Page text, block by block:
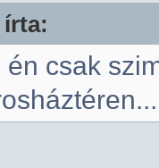
írta:
én csak